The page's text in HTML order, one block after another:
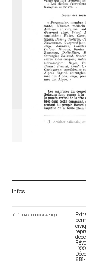
Infos
RÉFÉRENCE BIBLIOGRAPHIQUE